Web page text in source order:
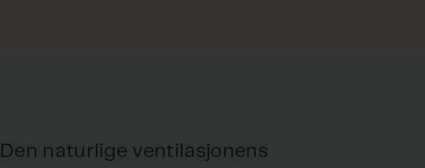
Den naturlige ventilasjonens